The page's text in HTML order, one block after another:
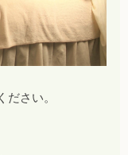
さい。